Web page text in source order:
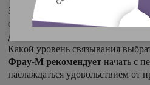
Здесь получают удовольствие
связывания и понимания того,
движениях.
Какой уровень связывания
Фрау-М рекомендуетначать с
наслаждаться удовольствием от